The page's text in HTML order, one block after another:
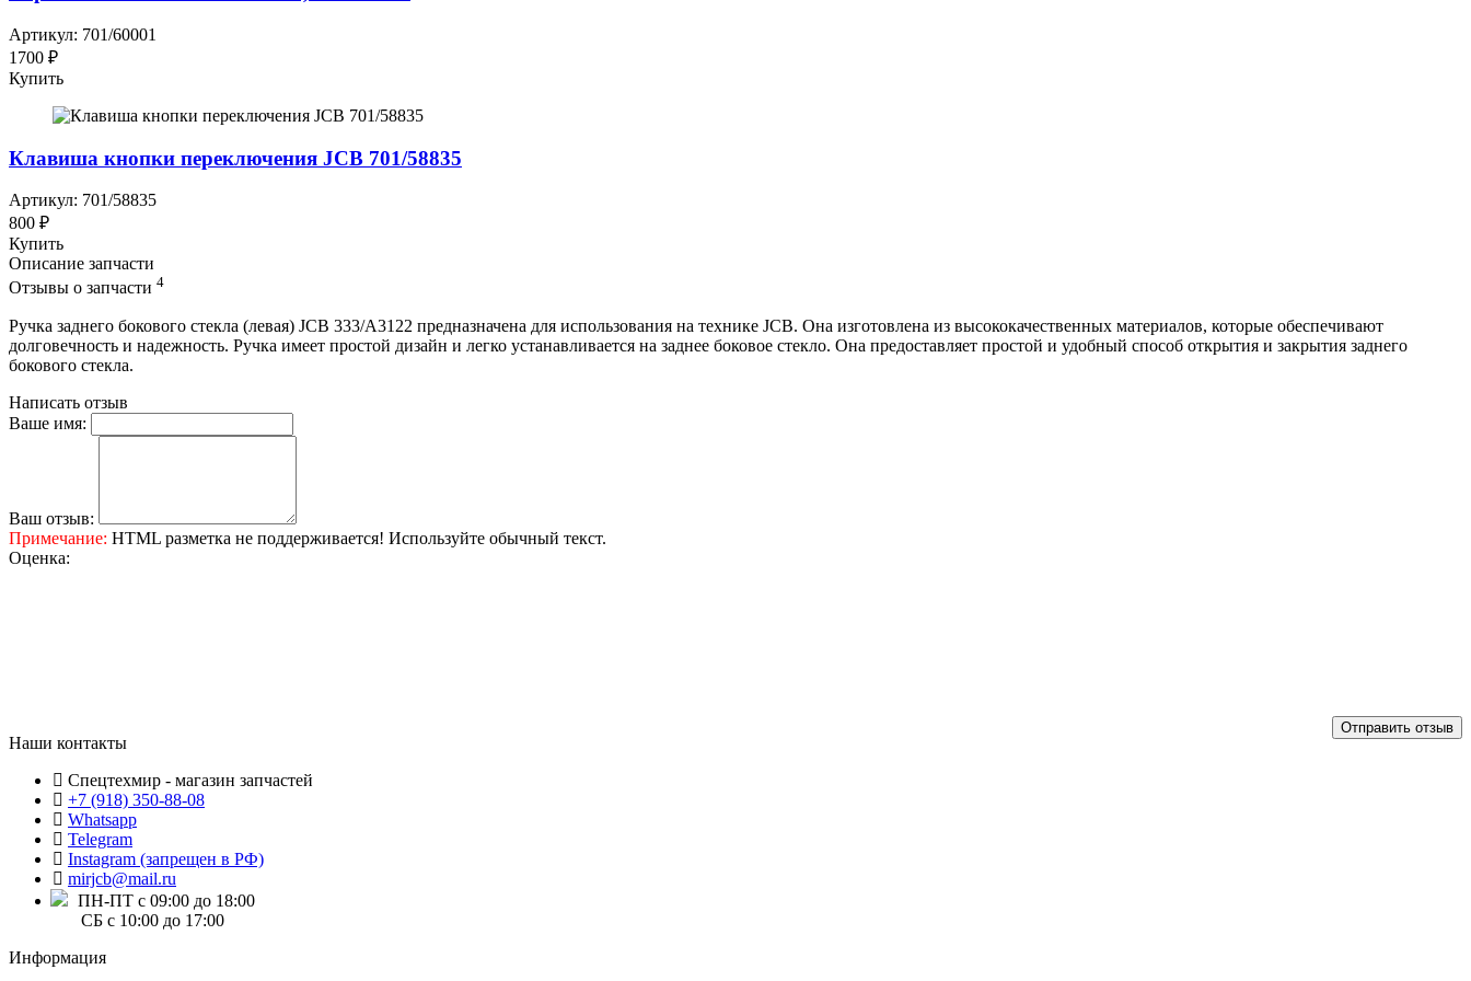
Артикул: 701/60001
1700 ₽
Купить
Клавиша кнопки переключения JCB 701/58835
Артикул: 701/58835
800 ₽
Купить
Описание запчасти
Отзывы о запчасти 4
Ручка заднего бокового стекла (левая) JCB 333/A3122 предназначена для использования на технике JCB. Она изготовлена из высококачественных материалов, которые обеспечивают
долговечность и надежность. Ручка имеет простой дизайн и легко устанавливается на заднее боковое стекло. Она предоставляет простой и удобный способ открытия и закрытия заднего
бокового стекла.
Написать отзыв
Ваше имя:
Ваш отзыв:
Примечание: HTML разметка не поддерживается! Используйте обычный текст.
Оценка:
Отправить отзыв
Наши контакты
Спецтехмир - магазин запчастей
+7 (918) 350-88-08
Whatsapp
Telegram
Instagram (запрещен в РФ)
mirjcb@mail.ru
ПН-ПТ с 09:00 до 18:00
СБ с 10:00 до 17:00
Информация